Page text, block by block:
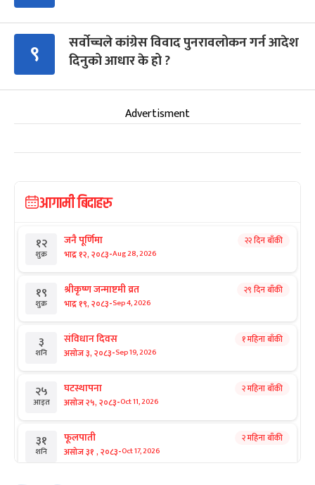
९
सर्वोच्चले कांग्रेस विवाद पुनरावलोकन गर्न आदेश
दिनुको आधार के हो ?
Advertisment
आगामी बिदाहरु
१२
शुक्र
जनै पूर्णिमा
भाद्र १२, २०८३-Aug 28, 2026
२२ दिन बाँकी
१९
शुक्र
श्रीकृष्ण जन्माष्टमी व्रत
भाद्र १९, २०८३-Sep 4, 2026
२९ दिन बाँकी
३
शनि
संविधान दिवस
असोज ३, २०८३-Sep 19, 2026
१ महिना बाँकी
२५
आइत
घटस्थापना
असोज २५, २०८३-Oct 11, 2026
२ महिना बाँकी
३१
शनि
फूलपाती
असोज ३१ , २०८३-Oct 17, 2026
२ महिना बाँकी